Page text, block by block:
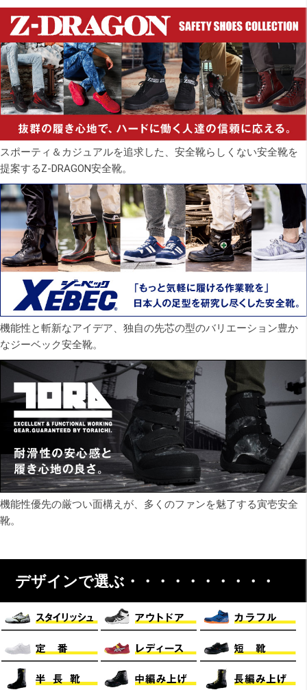
スポーティ＆カジュアルを追求した、安全靴らしくない安全靴を
提案するZ-DRAGON安全靴。
機能性と斬新なアイデア、独自の先芯の型のバリエーション豊か
なジーベック安全靴。
機能性優先の厳つい面構えが、多くのファンを魅了する寅壱安全
靴。
デザインで選ぶ・・・・・・・・・・